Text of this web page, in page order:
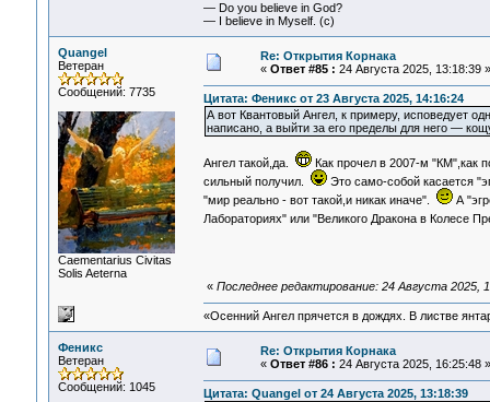
— Do you believe in God?
— I believe in Myself. (c)
Quangel
Ветеран
Сообщений: 7735
Сaementarius Civitas
Solis Aeterna
Re: Открытия Корнака
« Ответ #85 : 24 Августа 2025, 13:18:39 »
Цитата: Феникс от 23 Августа 2025, 14:16:24
А вот Квантовый Ангел, к примеру, исповедует
написано, а выйти за его пределы для него —
Ангел такой,да.
Как прочел в 2007-м "КМ",как
сильный получил.
Это само-собой касается
"мир реально - вот такой,и никак иначе".
А
Лабораториях" или "Великого Дракона в Колесе
« Последнее редактирование: 24 Августа 2025,
«Осенний Ангел прячется в дождях. В листве
Феникс
Ветеран
Сообщений: 1045
Re: Открытия Корнака
« Ответ #86 : 24 Августа 2025, 16:25:48 »
Цитата: Quangel от 24 Августа 2025, 13:18:39